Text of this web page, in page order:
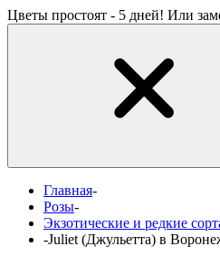
Цветы простоят - 5 дней! Или
Главная-
Розы-
Экзотические и редкие
-Juliet (Джульетта) в